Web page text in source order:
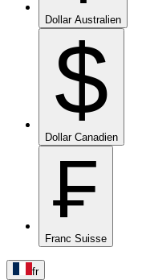
Dollar Australien
$
Dollar Canadien
₣
Franc Suisse
fr